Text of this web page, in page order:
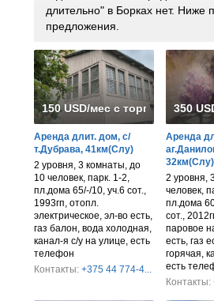
длительно" в Борках нет. Ниже
предложения.
150 USD/мес с торгом
Аренда длит. дом, с/
т.Дубрава, 41км(Слу)
2 уровня, 3 комнаты, до
10 человек, парк. 1-2,
пл.дома 65/-/10, уч.6 сот.,
1993гп, отопл.
электрическое, эл-во есть,
газ балон, вода холодная,
канал-я с/у на улице, есть
телефон
Контакты: +375 44 774-4...
350
Аренда
32км(Слу)
2 уровня,
человек,
пл.дома
сот.,
паровое
есть, газ
горячая,
есть
Контакты: